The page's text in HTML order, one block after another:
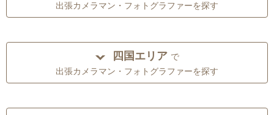
出張カメラマン・フォトグラファーを探す
四国エリア で
出張カメラマン・フォトグラファーを探す